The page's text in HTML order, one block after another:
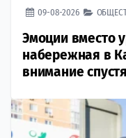
09-08-2026
Эмоции вместо
набережная в
внимание